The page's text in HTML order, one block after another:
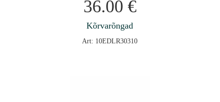
36.00 €
Kõrvarõngad
Art: 10EDLR30310